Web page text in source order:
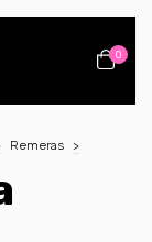
0
Remeras
>